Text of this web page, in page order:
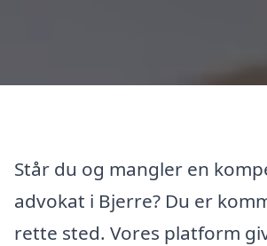
Står du og mangler en
advokat i Bjerre? Du er
rette sted. Vores platform